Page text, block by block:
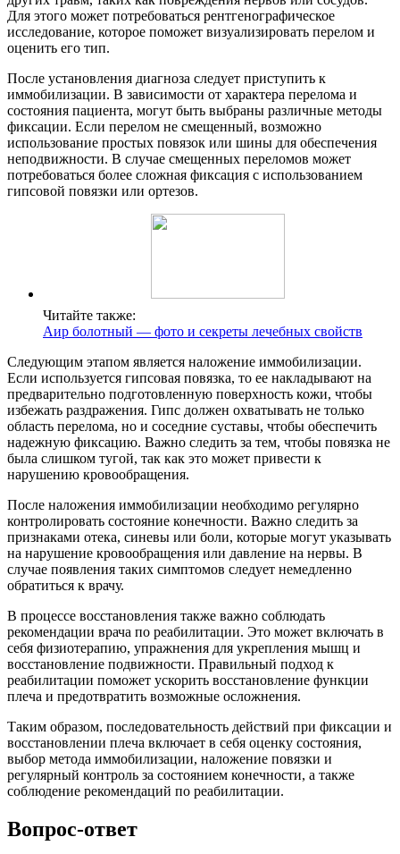
Для этого может потребоваться рентгенографическое
исследование, которое поможет визуализировать перелом и
оценить его тип.
После установления диагноза следует приступить к
иммобилизации. В зависимости от характера перелома и
состояния пациента, могут быть выбраны различные методы
фиксации. Если перелом не смещенный, возможно
использование простых повязок или шины для обеспечения
неподвижности. В случае смещенных переломов может
потребоваться более сложная фиксация с использованием
гипсовой повязки или ортезов.
Читайте также:
Аир болотный — фото и секреты лечебных свойств
Следующим этапом является наложение иммобилизации.
Если используется гипсовая повязка, то ее накладывают на
предварительно подготовленную поверхность кожи, чтобы
избежать раздражения. Гипс должен охватывать не только
область перелома, но и соседние суставы, чтобы обеспечить
надежную фиксацию. Важно следить за тем, чтобы повязка не
была слишком тугой, так как это может привести к
нарушению кровообращения.
После наложения иммобилизации необходимо регулярно
контролировать состояние конечности. Важно следить за
признаками отека, синевы или боли, которые могут указывать
на нарушение кровообращения или давление на нервы. В
случае появления таких симптомов следует немедленно
обратиться к врачу.
В процессе восстановления также важно соблюдать
рекомендации врача по реабилитации. Это может включать в
себя физиотерапию, упражнения для укрепления мышц и
восстановление подвижности. Правильный подход к
реабилитации поможет ускорить восстановление функции
плеча и предотвратить возможные осложнения.
Таким образом, последовательность действий при фиксации и
восстановлении плеча включает в себя оценку состояния,
выбор метода иммобилизации, наложение повязки и
регулярный контроль за состоянием конечности, а также
соблюдение рекомендаций по реабилитации.
Вопрос-ответ